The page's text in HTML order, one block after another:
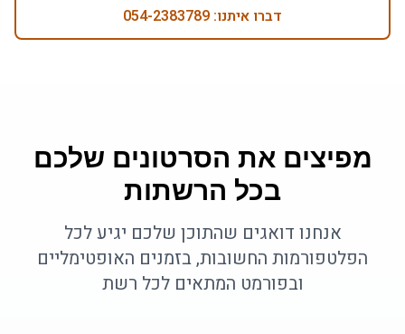
דברו איתנו: 054-2383789
מפיצים את הסרטונים שלכם
בכל הרשתות
אנחנו דואגים שהתוכן שלכם יגיע לכל
הפלטפורמות החשובות, בזמנים האופטימליים
ובפורמט המתאים לכל רשת